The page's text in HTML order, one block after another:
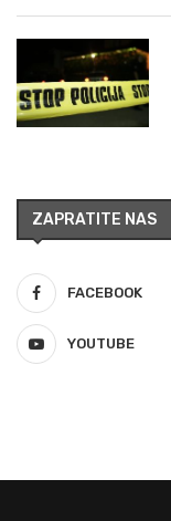
ZAPRATITE NAS
FACEBOOK
YOUTUBE